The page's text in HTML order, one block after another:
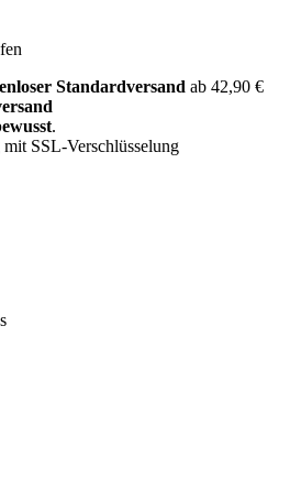
Standardversand ab 42,90 €
.
mit SSL-Verschlüsselung